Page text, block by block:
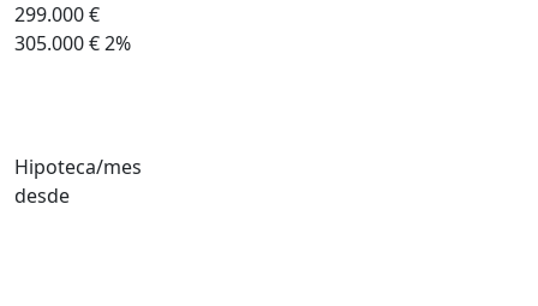
299.000 €
305.000 €2%
Hipoteca/mes
desde